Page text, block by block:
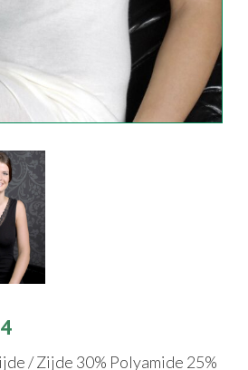
/ Zijde 30% Polyamide 25%